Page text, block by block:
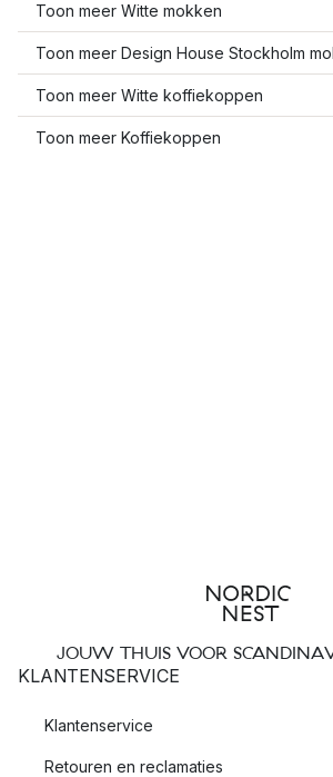
Toon meer Witte mokken
Toon meer Design House Stockholm
Toon meer Witte koffiekoppen
Toon meer Koffiekoppen
JOUW THUIS VOOR
KLANTENSERVICE
Klantenservice
Retouren en reclamaties